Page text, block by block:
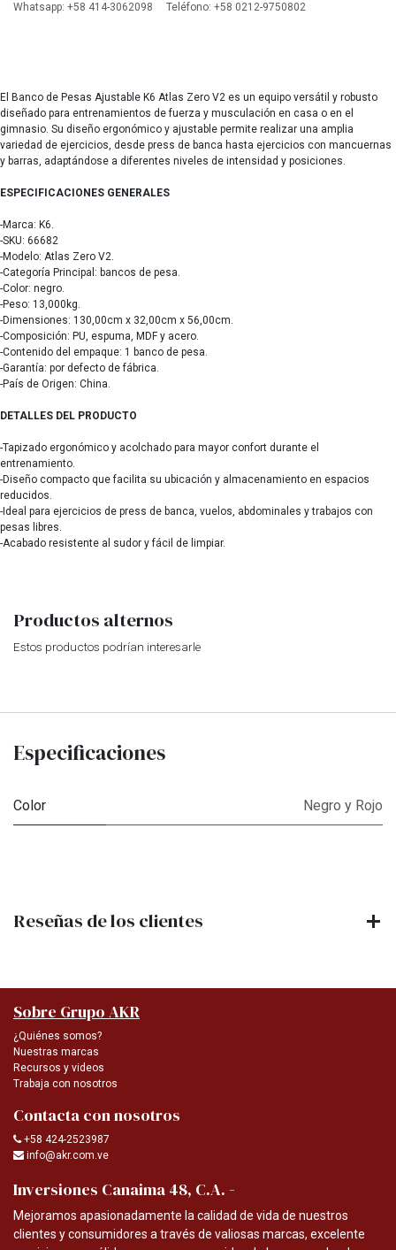
Whatsapp: +58 414-3062098 Teléfono: +58 0212-9750802
El Banco de Pesas Ajustable K6 Atlas Zero V2 es un equipo versátil y robusto
diseñado para entrenamientos de fuerza y musculación en casa o en el
gimnasio. Su diseño ergonómico y ajustable permite realizar una amplia
variedad de ejercicios, desde press de banca hasta ejercicios con mancuernas
y barras, adaptándose a diferentes niveles de intensidad y posiciones.
ESPECIFICACIONES GENERALES
-Marca: K6.
-SKU: 66682
-Modelo: Atlas Zero V2.
-Categoría Principal: bancos de pesa.
-Color: negro.
-Peso: 13,000kg.
-Dimensiones: 130,00cm x 32,00cm x 56,00cm.
-Composición: PU, espuma, MDF y acero.
-Contenido del empaque: 1 banco de pesa.
-Garantía: por defecto de fábrica.
-País de Origen: China.
DETALLES DEL PRODUCTO
-Tapizado ergonómico y acolchado para mayor confort durante el
entrenamiento.
-Diseño compacto que facilita su ubicación y almacenamiento en espacios
reducidos.
-Ideal para ejercicios de press de banca, vuelos, abdominales y trabajos con
pesas libres.
-Acabado resistente al sudor y fácil de limpiar.
Productos alternos
Estos productos podrían interesarle
Especificaciones
Color Negro y Rojo
Reseñas de los clientes
Sobre Grupo AKR
¿Quiénes somos?
Nuestras marcas
Recursos y videos
Trabaja con nosotros
Contacta con nosotros
+58 424-2523987
info@akr.com.ve
Inversiones Canaima 48, C.A. -
Mejoramos apasionadamente la calidad de vida de nuestros
clientes y consumidores a través de valiosas marcas, excelente